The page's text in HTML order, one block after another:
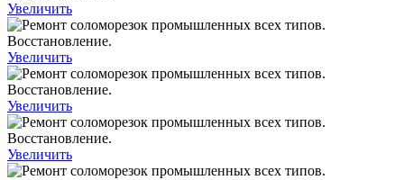
Увеличить
Увеличить
Увеличить
Увеличить